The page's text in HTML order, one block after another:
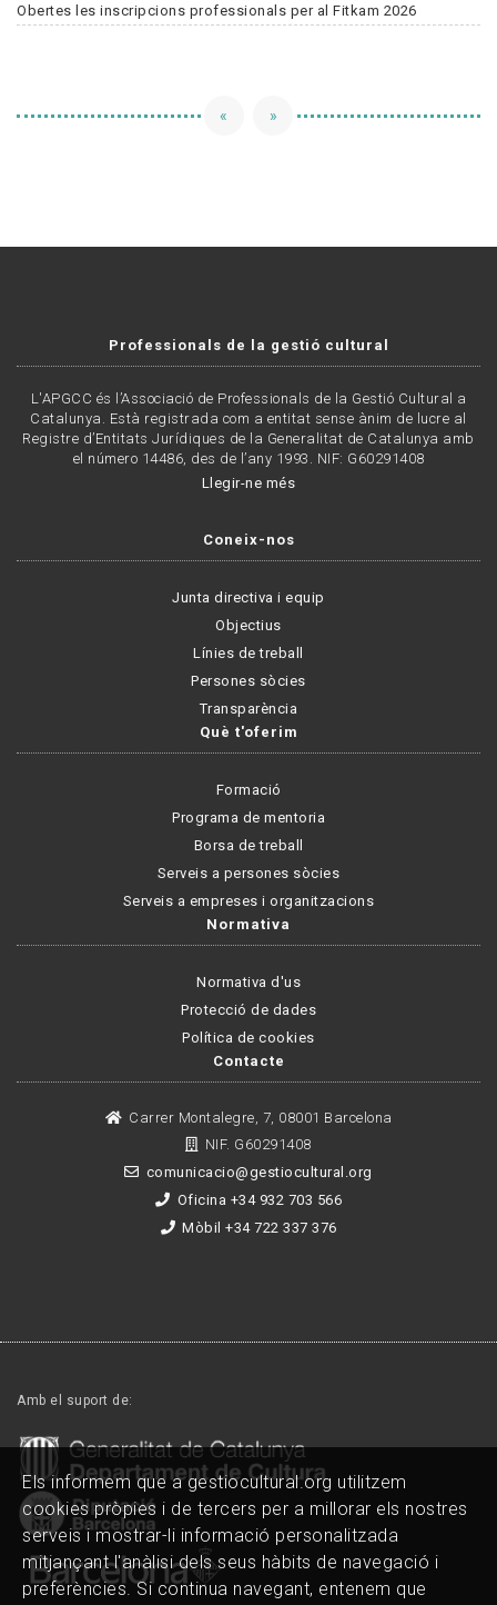
Obertes les inscripcions professionals per al Fitkam 2026
« »
Professionals de la gestió cultural
L'APGCC és l’Associació de Professionals de la Gestió Cultural a
Catalunya. Està registrada com a entitat sense ànim de lucre al
Registre d’Entitats Jurídiques de la Generalitat de Catalunya amb
el número 14486, des de l’any 1993. NIF: G60291408
Llegir-ne més
Coneix-nos
Junta directiva i equip
Objectius
Línies de treball
Persones sòcies
Transparència
Què t'oferim
Formació
Programa de mentoria
Borsa de treball
Serveis a persones sòcies
Serveis a empreses i organitzacions
Normativa
Normativa d'us
Protecció de dades
Política de cookies
Contacte
Carrer Montalegre, 7, 08001 Barcelona
NIF. G60291408
comunicacio@gestiocultural.org
Oficina +34 932 703 566
Mòbil +34 722 337 376
Amb el suport de:
Els informem que a gestiocultural.org utilitzem
cookies pròpies i de tercers per a millorar els nostres
serveis i mostrar-li informació personalitzada
mitjançant l'anàlisi dels seus hàbits de navegació i
preferències. Si continua navegant, entenem que